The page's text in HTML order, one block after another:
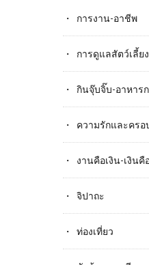
การงาน-อาชีพ
การดูแลสัตว์เลี้ยง
กินจุ๊บจิ๊บ-อาหาร
ความรักและครอ
งานคือเงิน-เงินคื
จิปาถะ
ท่องเที่ยว